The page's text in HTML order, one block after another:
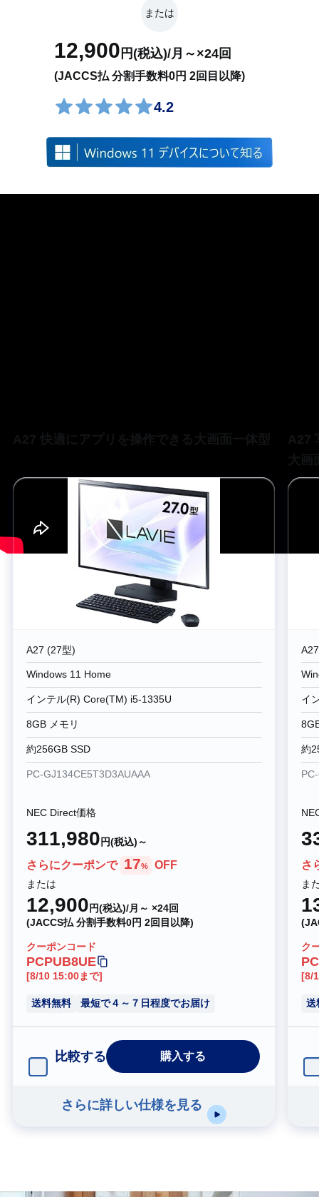
または
12,900 円(税込)/月～×24回
(JACCS払 分割手数料0円 2回目以降)
4.2
A27 (27型)
Windows 11 Home
インテル(R) Core(TM) i5-1335U
8GB メモリ
約256GB SSD
PC-GJ134CE5T3D3AUAAA
NEC Direct価格
311,980 円(税込)～
さらにクーポンで 17% OFF
または
12,900 円(税込)/月～ ×24回
(JACCS払 分割手数料0円 2回目以降)
クーポンコード
PCPUB8UE
[8/10 15:00まで]
送料無料 最短で４～７日程度でお届け
比較する 購入する
さらに詳しい仕様を見る
イ
約
さ
ま
ク
[8/
送